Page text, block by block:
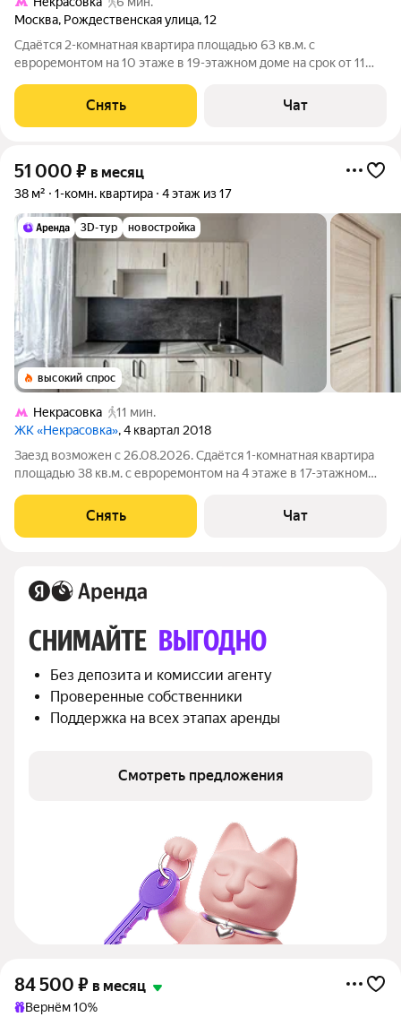
Москва, Рождественская улица,12
Сдаётся 2-комнатная квартира площадью 63 кв.м. с
евроремонтом на 10 этаже в 19-этажном доме на срок от 11
Стиральная машина Холодильник Посудомоечная машина
Кондиционер Пылесос Дом - панельный,
Снять Чат
51 000 ₽ в месяц
38 м² 1-комн. квартира 4 этаж из 17
3D-тур новостройка
высокий спрос
Некрасовка
11 мин.
ЖК «Некрасовка», 4 квартал 2018
Заезд возможен с 26.08.2026. Сдаётся 1-комнатная квартира
площадью 38 кв.м. с евроремонтом на 4 этаже в 17-этажном
двор. Есть консьерж. В
Снять Чат
СНИМАЙТЕ ВЫГОДНО
Без депозита и комиссии агенту
Проверенные собственники
Поддержка на всех этапах аренды
Смотреть предложения
84 500 ₽ в месяц
Вернём 10%